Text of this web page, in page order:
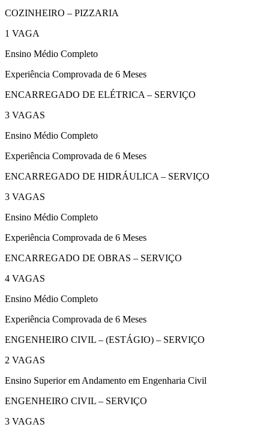
COZINHEIRO – PIZZARIA
1 VAGA
Ensino Médio Completo
Experiência Comprovada de 6 Meses
ENCARREGADO DE ELÉTRICA – SERVIÇO
3 VAGAS
Ensino Médio Completo
Experiência Comprovada de 6 Meses
ENCARREGADO DE HIDRÁULICA – SERVIÇO
3 VAGAS
Ensino Médio Completo
Experiência Comprovada de 6 Meses
ENCARREGADO DE OBRAS – SERVIÇO
4 VAGAS
Ensino Médio Completo
Experiência Comprovada de 6 Meses
ENGENHEIRO CIVIL – (ESTÁGIO) – SERVIÇO
2 VAGAS
Ensino Superior em Andamento em Engenharia Civil
ENGENHEIRO CIVIL – SERVIÇO
3 VAGAS